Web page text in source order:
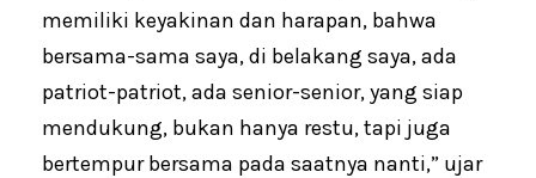
memiliki keyakinan dan harapan, bahwa
bersama-sama saya, di belakang saya, ada
patriot-patriot, ada senior-senior, yang siap
mendukung, bukan hanya restu, tapi juga
bertempur bersama pada saatnya nanti,” ujar